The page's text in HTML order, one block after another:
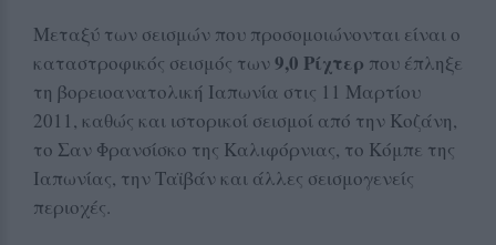
Μεταξύ των σεισμών που προσομοιώνονται είναι ο
καταστροφικός σεισμός των 9,0 Ρίχτερ που έπληξε
τη βορειοανατολική Ιαπωνία στις 11 Μαρτίου
2011, καθώς και ιστορικοί σεισμοί από την Κοζάνη,
το Σαν Φρανσίσκο της Καλιφόρνιας, το Κόμπε της
Ιαπωνίας, την Ταϊβάν και άλλες σεισμογενείς
περιοχές.